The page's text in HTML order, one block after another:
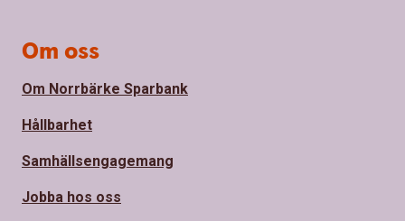
Om oss
Om Norrbärke Sparbank
Hållbarhet
Samhällsengagemang
Jobba hos oss